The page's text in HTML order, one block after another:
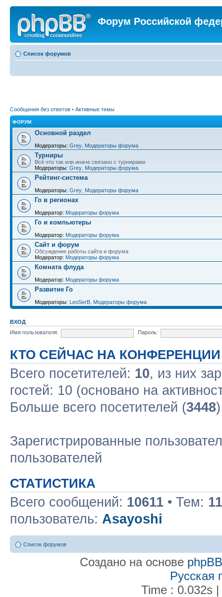
Форум Российской
Список форумов
Сообщения без ответов • Активные темы
ФОРУМ
Основной раздел
Модераторы: Grey Модераторы форума
Турниры
Всё что так или иначе связано с турнирами
Модераторы: Grey Модераторы форума
Рейтинг-система
Модераторы: Grey Модераторы форума
Го в регионах
Модератор: Модераторы форума
Го и компьютеры
Модератор: Модераторы форума
Сайт и форум
Обсуждение работы сайта и форума
Модератор: Модераторы форума
Комната флуда
Модератор: Модераторы форума
Развитие Го
Модераторы: LeoSerB Модераторы форума
ВХОД
Имя пользователя:
Пароль:
КТО СЕЙЧАС НА КОНФЕРЕНЦИИ
Всего посетителей: 10, из них
гостей: 10 (основано на
Больше всего посетителей (3448
Зарегистрированные
пользователей
СТАТИСТИКА
Всего сообщений: 10611 • Тем:
пользователь: Asayoshi
Список форумов
Создано на основе phpBB
Русская
Time : 0.032s